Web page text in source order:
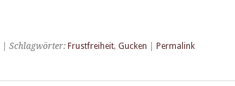
| Schlagwörter: Frustfreiheit, Gucken Permalink